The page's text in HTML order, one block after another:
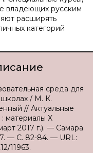
владеющих русским
расширять
категорий
среда для
школах / М. К.
// Актуальные
материалы X
2017 г.). — Самара
— С. 82-84. — URL:
11963.